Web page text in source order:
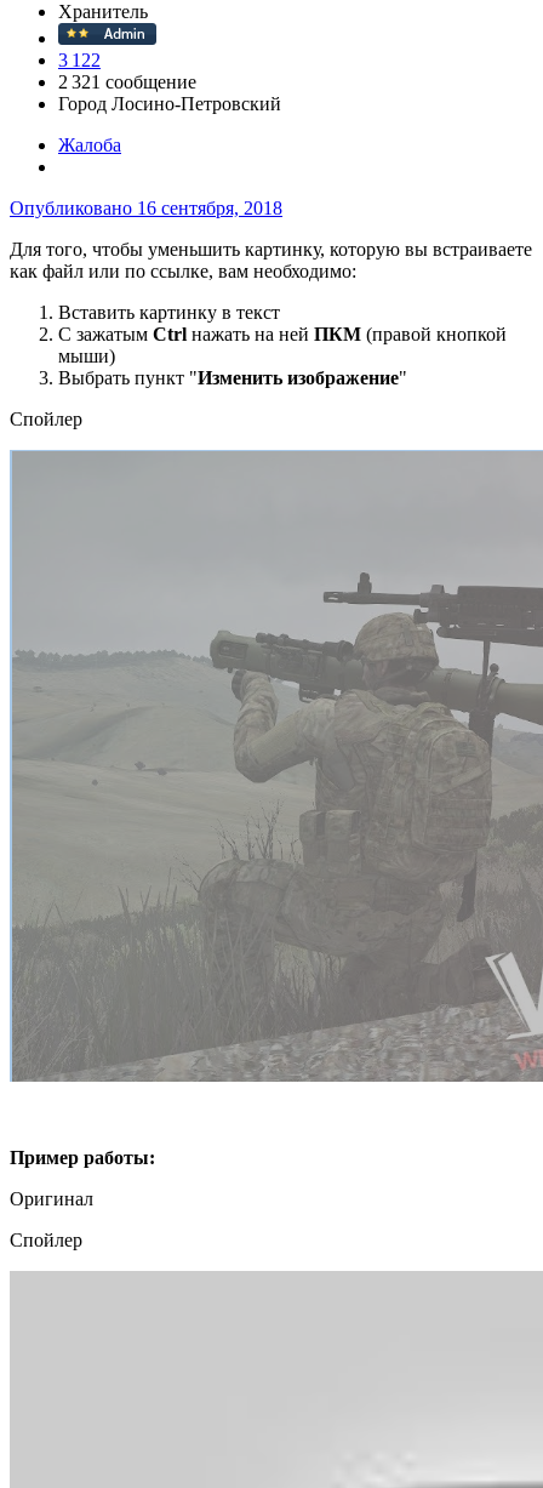
Хранитель
3 122
2 321 сообщение
Город Лосино-Петровский
Жалоба
Опубликовано 16 сентября, 2018
Для того, чтобы уменьшить картинку, которую вы встраиваете
как файл или по ссылке, вам необходимо:
Вставить картинку в текст
С зажатым Ctrl нажать на ней ПКМ (правой кнопкой
мыши)
Выбрать пункт "Изменить изображение"
Спойлер
Пример работы:
Оригинал
Спойлер